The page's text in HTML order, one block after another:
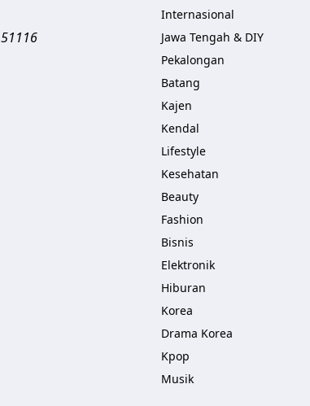
51116
Internasional
Jawa Tengah & DIY
Pekalongan
Batang
Kajen
Kendal
Lifestyle
Kesehatan
Beauty
Fashion
Bisnis
Elektronik
Hiburan
Korea
Drama Korea
Kpop
Musik